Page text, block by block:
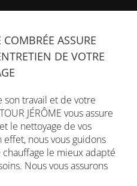
ASSURE
DE VOTRE
son travail et de votre
JÉRÔME vous assure
le nettoyage de vos
effet, nous vous guidons
le mieux adapté
Nous vous assurons